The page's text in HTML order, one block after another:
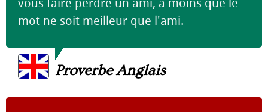
vous faire perdre un ami, à moins que le
mot ne soit meilleur que l'ami.
Proverbe Anglais